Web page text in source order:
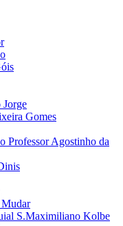
Gomes
Professor Agostinho da
Mudar
S.Maximiliano Kolbe